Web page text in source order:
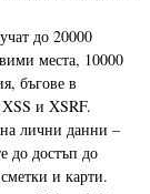
до 20000
места, 10000
бъгове в
и XSRF.
лични данни –
до достъп до
и карти.